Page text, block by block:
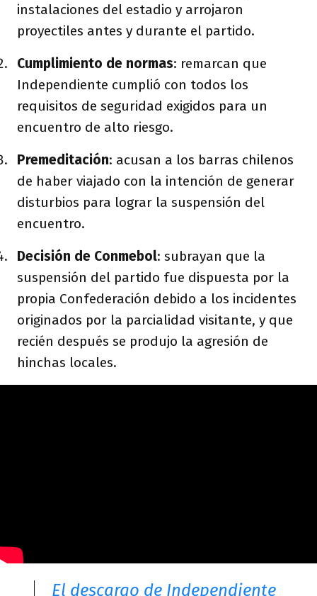
instalaciones del estadio y arrojaron
proyectiles antes y durante el partido.
Cumplimiento de normas: remarcan que
Independiente cumplió con todos los
requisitos de seguridad exigidos para un
encuentro de alto riesgo.
Premeditación: acusan a los barras chilenos
de haber viajado con la intención de generar
disturbios para lograr la suspensión del
encuentro.
Decisión de Conmebol: subrayan que la
suspensión del partido fue dispuesta por la
propia Confederación debido a los incidentes
originados por la parcialidad visitante, y que
recién después se produjo la agresión de
hinchas locales.
El descargo de Independiente